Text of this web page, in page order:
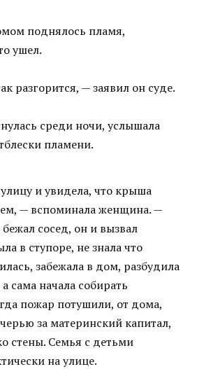
поднялось пламя,
ушел.
разгорится, — заявил он суде.
среди ночи, услышала
пламени.
и увидела, что крыша
— вспоминала женщина. —
сосед, он и вызвал
в ступоре, не знала что
забежала в дом, разбудила
сама начала собирать
пожар потушили, от дома,
за материнский капитал,
стены. Семья с детьми
на улице.